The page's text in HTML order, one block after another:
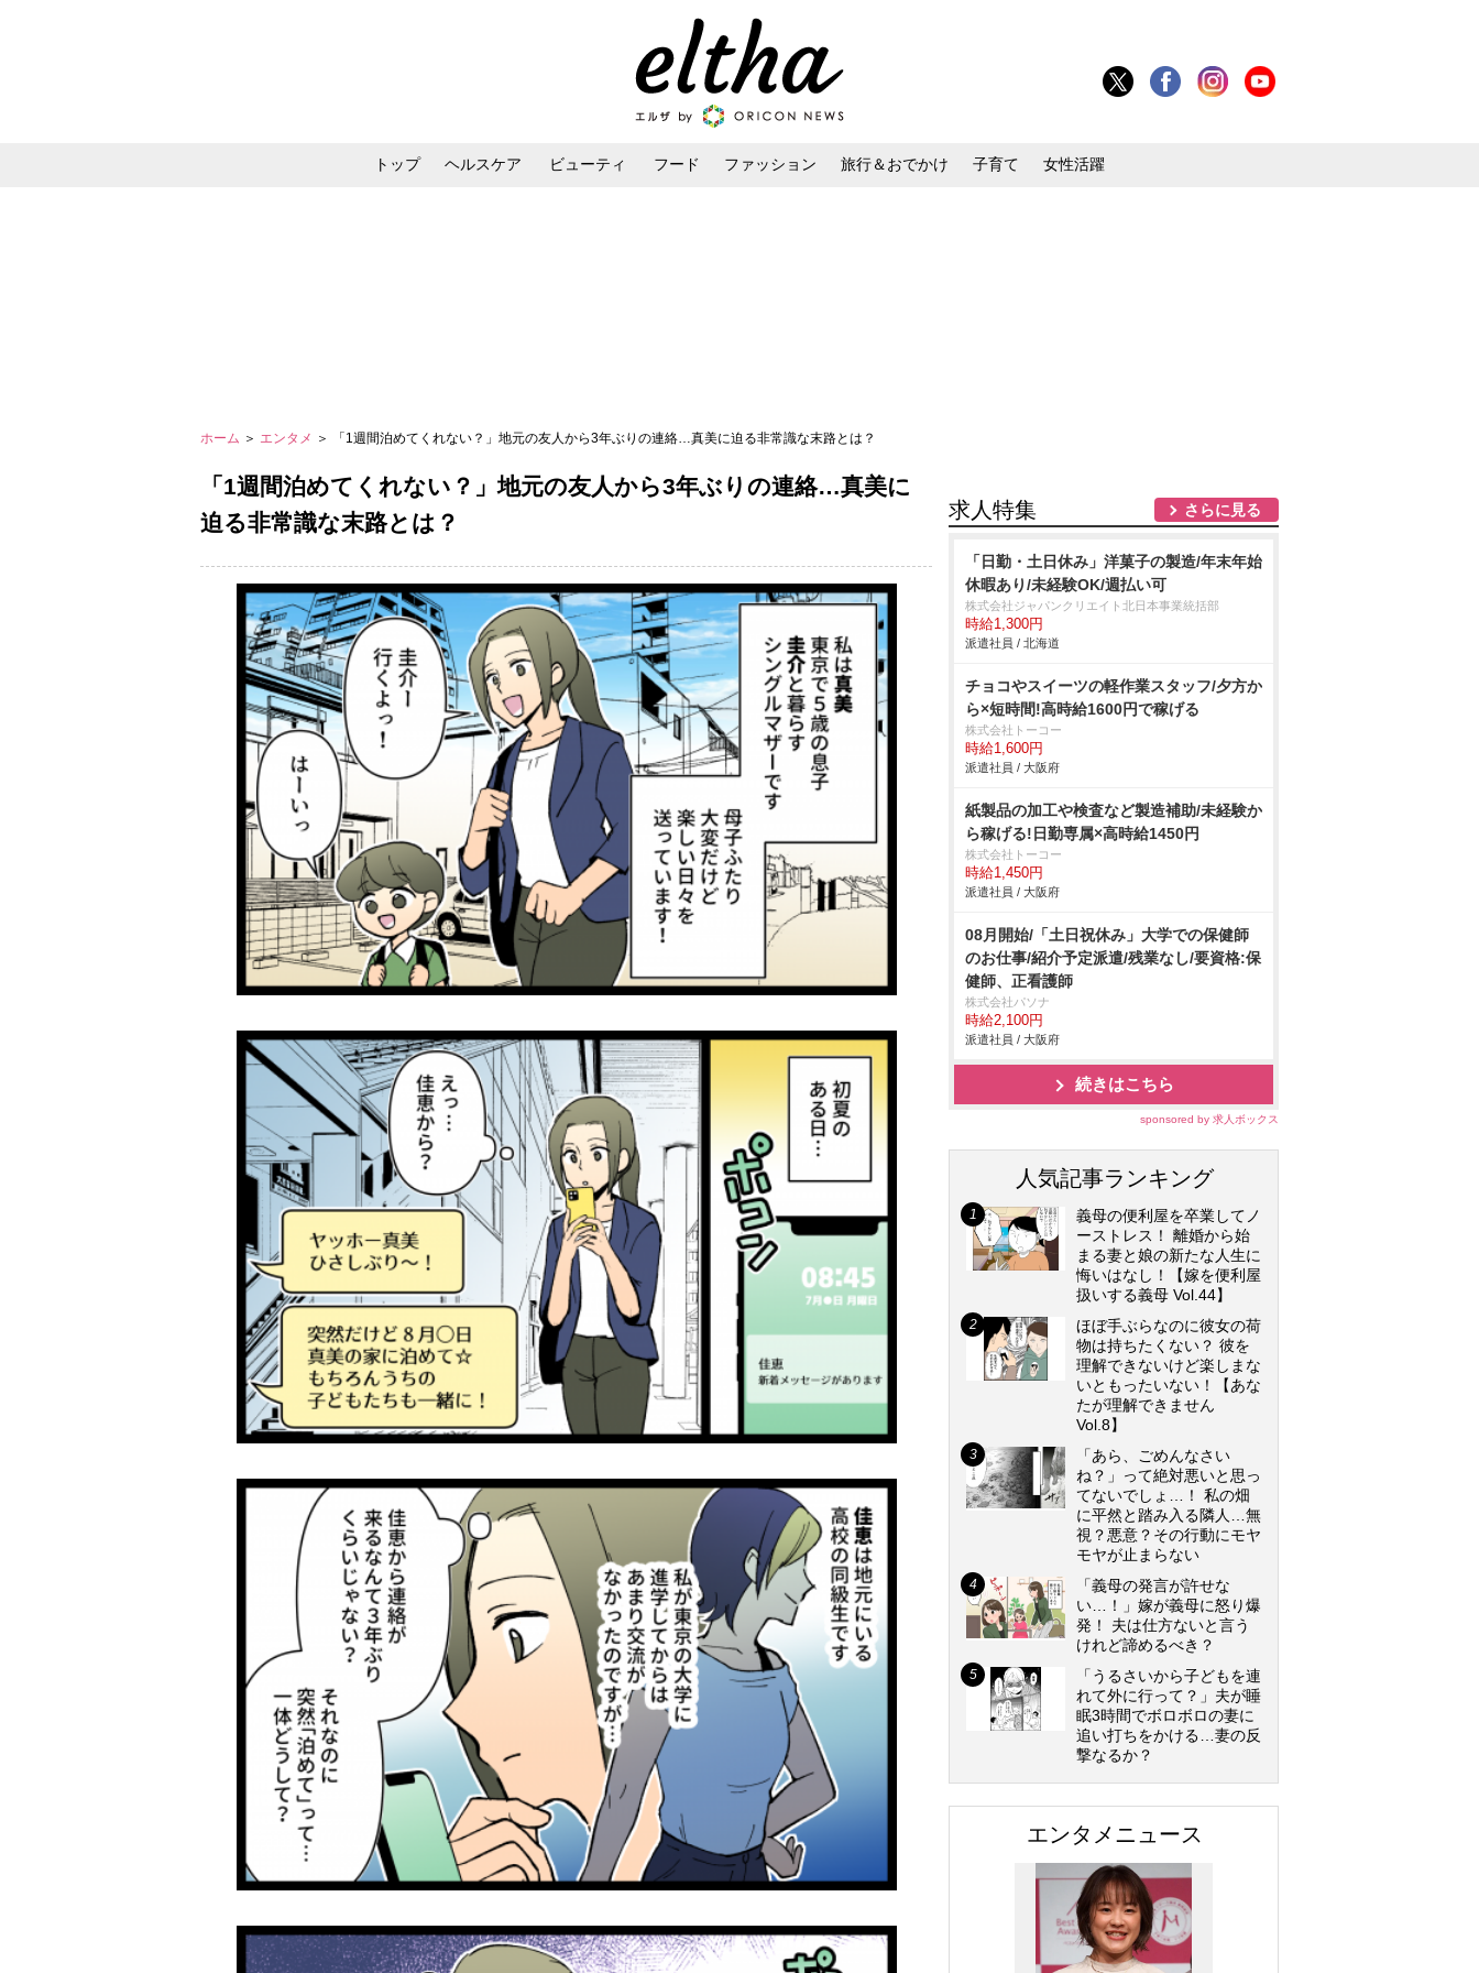
トップ ヘルスケア ビューティ フード ファッション 旅行＆おでかけ 子育て 女性活躍
ホーム ＞ エンタメ ＞ 「1週間泊めてくれない？」地元の友人から3年ぶりの連絡…真美に迫る非常識な末路とは？
「1週間泊めてくれない？」地元の友人から3年ぶりの連絡…真美に
迫る非常識な末路とは？
求人特集 さらに見る
「日勤・土日休み」洋菓子の製造/年末年始
休暇あり/未経験OK/週払い可
株式会社ジャパンクリエイト北日本事業統括部
時給1,300円
派遣社員 / 北海道
チョコやスイーツの軽作業スタッフ/夕方か
ら×短時間!高時給1600円で稼げる
株式会社トーコー
時給1,600円
派遣社員 / 大阪府
紙製品の加工や検査など製造補助/未経験か
ら稼げる!日勤専属×高時給1450円
株式会社トーコー
時給1,450円
派遣社員 / 大阪府
08月開始/「土日祝休み」大学での保健師
のお仕事/紹介予定派遣/残業なし/要資格:保
健師、正看護師
株式会社パソナ
時給2,100円
派遣社員 / 大阪府
続きはこちら
sponsored by 求人ボックス
人気記事ランキング
義母の便利屋を卒業してノ
ーストレス！ 離婚から始
まる妻と娘の新たな人生に
悔いはなし！【嫁を便利屋
扱いする義母 Vol.44】
ほぼ手ぶらなのに彼女の荷
物は持ちたくない？ 彼を
理解できないけど楽しまな
いともったいない！【あな
たが理解できません
Vol.8】
「あら、ごめんなさい
ね？」って絶対悪いと思っ
てないでしょ…！ 私の畑
に平然と踏み入る隣人…無
視？悪意？その行動にモヤ
モヤが止まらない
「義母の発言が許せな
い…！」嫁が義母に怒り爆
発！ 夫は仕方ないと言う
けれど諦めるべき？
「うるさいから子どもを連
れて外に行って？」夫が睡
眠3時間でボロボロの妻に
追い打ちをかける…妻の反
撃なるか？
エンタメニュース